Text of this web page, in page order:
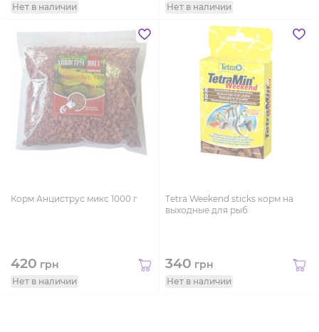
Нет в наличии Нет в наличии
Корм Анциструс микс 1000 г
420 грн
Нет в наличии
Тetra Weekend sticks корм на
выходные для рыб
340 грн
Нет в наличии